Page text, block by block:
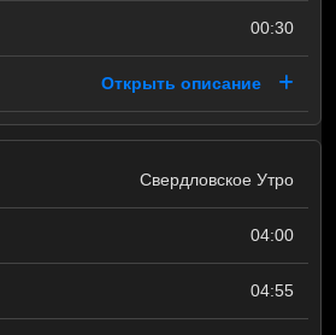
00:30
Открыть описание
Свердловское Утро
04:00
04:55